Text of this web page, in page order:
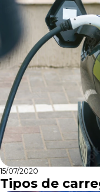
15/07/2020
Tipos de